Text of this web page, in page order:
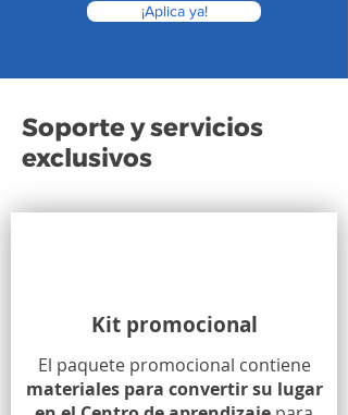
¡Aplica ya!
Soporte y servicios
exclusivos
Kit promocional
El paquete promocional contiene
materiales para convertir su lugar